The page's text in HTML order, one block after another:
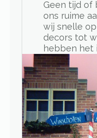
Geen tijd of
ons ruime
wij snelle
decors tot
hebben het